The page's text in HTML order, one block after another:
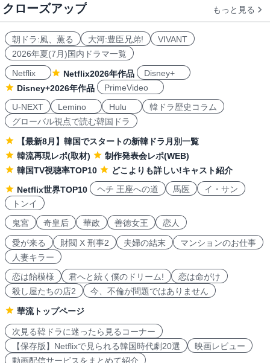
クローズアップ もっと見る
朝ドラ:風、薫る 大河:豊臣兄弟!
VIVANT
2026年夏(7月)国内ドラマ一覧
Netflix
Netflix2026年作品
Disney+
Disney+2026年作品
PrimeVideo
U-NEXT
Lemino Hulu
韓ドラ歴史コラム
グローバル視点で読む韓国ドラ
【最新8月】韓国でスタートの新韓ドラ月別一覧
韓流再現レポ(取材)
制作発表会レポ(WEB)
韓国TV視聴率TOP10
どこよりも詳しい!キャスト紹介
Netflix世界TOP10
ヘチ 王座への道 馬医
イ・サン
トンイ
鬼宮
奇皇后 華政 善徳女王 恋人
愛が来る 財閥 X 刑事2 夫婦の結末
マンションのお仕事
人妻キラー
恋は飴模様
君へと続く僕のドリーム!
恋は命がけ
殺し屋たちの店2
今、不倫が問題ではありません
華流トップページ
次見る韓ドラに迷ったら見るコーナー
【保存版】Netflixで見られる韓国時代劇20選
映画レビュー
動画配信サービスをまとめて紹介